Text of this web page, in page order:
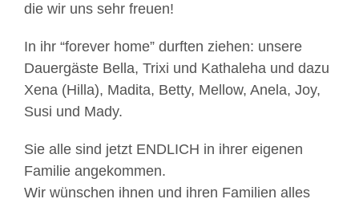
die wir uns sehr freuen!
In ihr “forever home” durften ziehen: unsere
Dauergäste Bella, Trixi und Kathaleha und dazu
Xena (Hilla), Madita, Betty, Mellow, Anela, Joy,
Susi und Mady.
Sie alle sind jetzt ENDLICH in ihrer eigenen
Familie angekommen.
Wir wünschen ihnen und ihren Familien alles